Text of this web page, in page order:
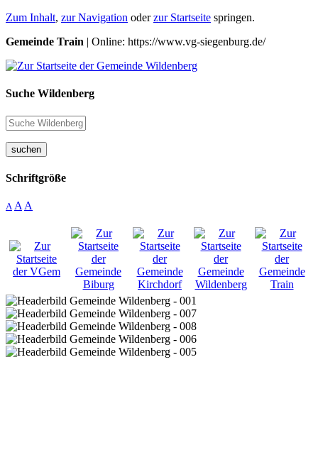
Zum Inhalt, zur Navigation oderzur Startseite springen.
Gemeinde Train | Online: https://www.vg-siegenburg.de/
Suche Wildenberg
suchen
Schriftgröße
A A A